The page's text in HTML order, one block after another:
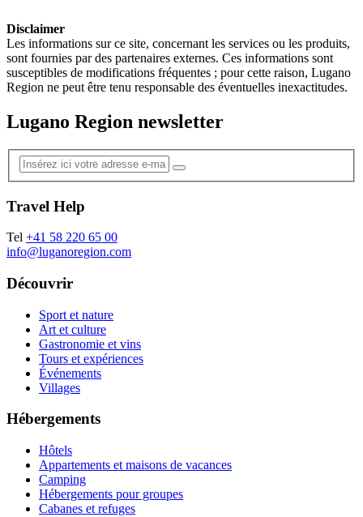
Disclaimer
Les informations sur ce site, concernant les services ou les produits,
sont fournies par des partenaires externes. Ces informations sont
susceptibles de modifications fréquentes ; pour cette raison, Lugano
Region ne peut être tenu responsable des éventuelles inexactitudes.
Lugano Region newsletter
Travel Help
Tel +41 58 220 65 00
info@luganoregion.com
Découvrir
Sport et nature
Art et culture
Gastronomie et vins
Tours et expériences
Événements
Villages
Hébergements
Hôtels
Appartements et maisons de vacances
Camping
Hébergements pour groupes
Cabanes et refuges